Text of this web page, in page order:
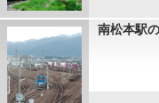
南松本駅